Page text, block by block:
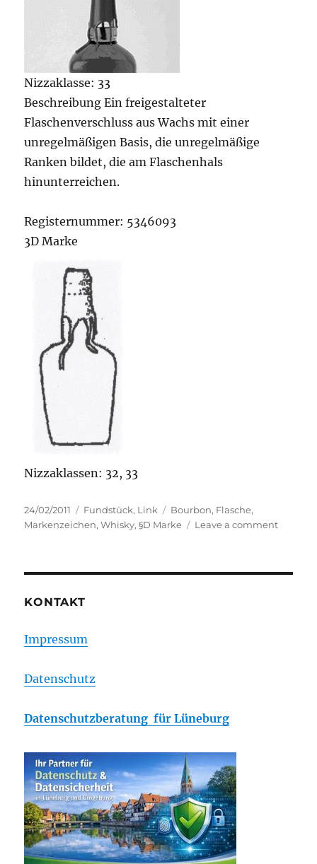
Nizzaklasse: 33
Beschreibung Ein freigestalteter
Flaschenverschluss aus Wachs mit einer
unregelmäßigen Basis, die unregelmäßige
Ranken bildet, die am Flaschenhals
hinunterreichen.
Registernummer: 5346093
3D Marke
Nizzaklassen: 32, 33
Posted
on
24/02/2011 Categories
Fundstück, Link Tags
Bourbon, Flasche,
Markenzeichen,Whisky,§D Marke Leave a commenton
KONTAKT
Impressum
Datenschutz
Datenschutzberatung für Lüneburg